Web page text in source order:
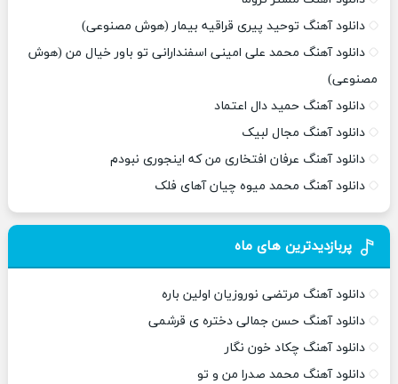
دانلود آهنگ توحید پیری قراقیه بیمار (هوش مصنوعی)
دانلود آهنگ محمد علی امینی اسفندارانی تو باور خیال من (هوش
مصنوعی)
دانلود آهنگ حمید دال اعتماد
دانلود آهنگ مجال لبیک
دانلود آهنگ عرفان افتخاری من که اینجوری نبودم
دانلود آهنگ محمد میوه چیان آهای فلک
پربازدیدترین های ماه
دانلود آهنگ مرتضی نوروزیان اولین باره
دانلود آهنگ حسن جمالی دختره ی قرشمی
دانلود آهنگ چکاد خون نگار
دانلود آهنگ محمد صدرا من و تو